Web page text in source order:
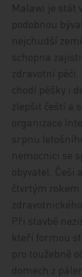
Malawi je stát
podobnou
nejchudší
schopna
zdravotní péči.
chodí pěšky i
zlepšit čeští a
organizace
srpnu
nemocnici se
obyvatel. Češi
čtvrtým
Při stavbě
kteří formou
pro toužebně
domech z